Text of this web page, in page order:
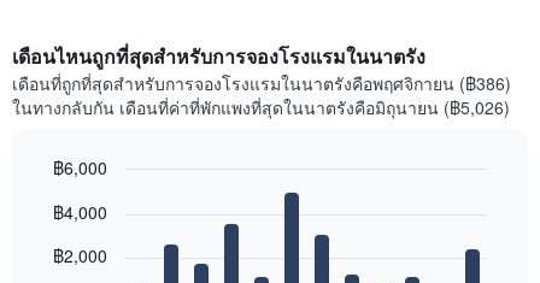
เดือนไหนถูกที่สุดสำหรับการจองโรงแรมในนาตรัง
เดือนที่ถูกที่สุดสำหรับการจองโรงแรมในนาตรังคือพฤศจิกายน (฿386)
ในทางกลับกัน เดือนที่ค่าที่พักแพงที่สุดในนาตรังคือมิถุนายน (฿5,026)
chart
12
bars.
graphic.
฿2,000
฿4,000
฿6,000